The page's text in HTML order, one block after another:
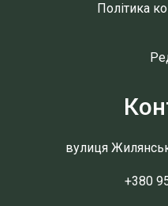
Політика
вулиця
+380